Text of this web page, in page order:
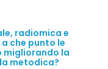
radiomica e
che punto le
migliorando la
metodica?